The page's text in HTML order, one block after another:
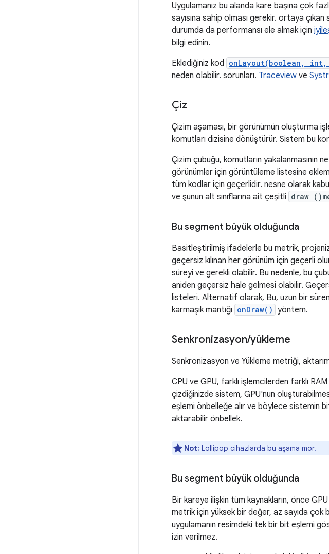
Uygulamanız bu alanda kare başına çok
sayısına sahip olması gerekir. ortaya çıkan
durumda da performansı ele almak için
bilgi edinin.
Eklediğiniz kod onLayout(boolean,
neden olabilir. sorunları. Traceview ve
Çiz
Çizim aşaması, bir görünümün oluşturma
komutları dizisine dönüştürür. Sistem bu
Çizim çubuğu, komutların
görünümler için görüntüleme listesine
tüm kodlar için geçerlidir. nesne olarak
ve şunun alt sınıflarına ait çeşitli draw
Bu segment büyük olduğunda
Basitleştirilmiş ifadelerle bu metrik,
geçersiz kılınan her görünüm için geçerli
süreyi ve gerekli olabilir. Bu nedenle, bu
aniden geçersiz hale gelmesi olabilir.
listeleri. Alternatif olarak, Bu, uzun bir
karmaşık mantığı onDraw() yöntem.
Senkronizasyon/yükleme
Senkronizasyon ve Yükleme metriği,
CPU ve GPU, farklı işlemcilerden farklı
çizdiğinizde sistem, GPU'nun
eşlemi önbelleğe alır ve böylece sistemin
aktarabilir önbellek.
Not: Lollipop cihazlarda bu aşama mor.
Bu segment büyük olduğunda
Bir kareye ilişkin tüm kaynakların, önce
metrik için yüksek bir değer, az sayıda çok
uygulamanın resimdeki tek bir bit eşlemi
izin verilmez.